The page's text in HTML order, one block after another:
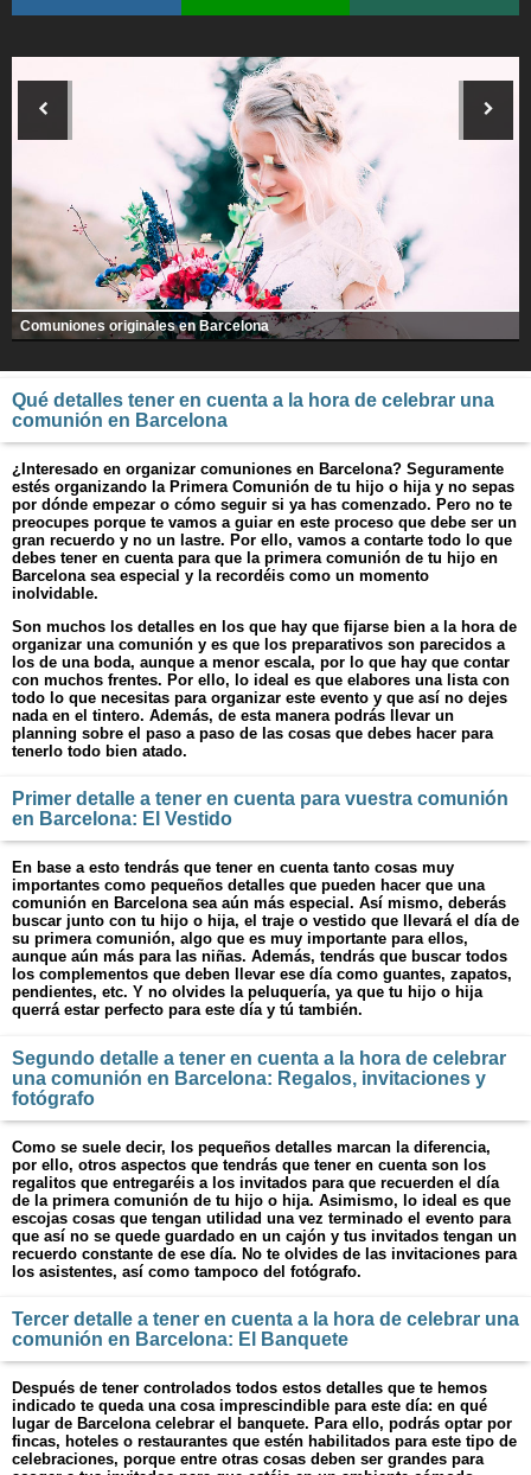
Comuniones originales en Barcelona
Qué detalles tener en cuenta a la hora de celebrar una
comunión en Barcelona
¿Interesado en organizar comuniones en Barcelona? Seguramente
estés organizando la Primera Comunión de tu hijo o hija y no sepas
por dónde empezar o cómo seguir si ya has comenzado. Pero no te
preocupes porque te vamos a guiar en este proceso que debe ser un
gran recuerdo y no un lastre. Por ello, vamos a contarte todo lo que
debes tener en cuenta para que la primera comunión de tu hijo en
Barcelona sea especial y la recordéis como un momento
inolvidable.
Son muchos los detalles en los que hay que fijarse bien a la hora de
organizar una comunión y es que los preparativos son parecidos a
los de una boda, aunque a menor escala, por lo que hay que contar
con muchos frentes. Por ello, lo ideal es que elabores una lista con
todo lo que necesitas para organizar este evento y que así no dejes
nada en el tintero. Además, de esta manera podrás llevar un
planning sobre el paso a paso de las cosas que debes hacer para
tenerlo todo bien atado.
Primer detalle a tener en cuenta para vuestra comunión
en Barcelona: El Vestido
En base a esto tendrás que tener en cuenta tanto cosas muy
importantes como pequeños detalles que pueden hacer que una
comunión en Barcelona sea aún más especial. Así mismo, deberás
buscar junto con tu hijo o hija, el traje o vestido que llevará el día de
su primera comunión, algo que es muy importante para ellos,
aunque aún más para las niñas. Además, tendrás que buscar todos
los complementos que deben llevar ese día como guantes, zapatos,
pendientes, etc. Y no olvides la peluquería, ya que tu hijo o hija
querrá estar perfecto para este día y tú también.
Segundo detalle a tener en cuenta a la hora de celebrar
una comunión en Barcelona: Regalos, invitaciones y
fotógrafo
Como se suele decir, los pequeños detalles marcan la diferencia,
por ello, otros aspectos que tendrás que tener en cuenta son los
regalitos que entregaréis a los invitados para que recuerden el día
de la primera comunión de tu hijo o hija. Asimismo, lo ideal es que
escojas cosas que tengan utilidad una vez terminado el evento para
que así no se quede guardado en un cajón y tus invitados tengan un
recuerdo constante de ese día. No te olvides de las invitaciones para
los asistentes, así como tampoco del fotógrafo.
Tercer detalle a tener en cuenta a la hora de celebrar una
comunión en Barcelona: El Banquete
Después de tener controlados todos estos detalles que te hemos
indicado te queda una cosa imprescindible para este día: en qué
lugar de Barcelona celebrar el banquete. Para ello, podrás optar por
fincas, hoteles o restaurantes que estén habilitados para este tipo de
celebraciones, porque entre otras cosas deben ser grandes para